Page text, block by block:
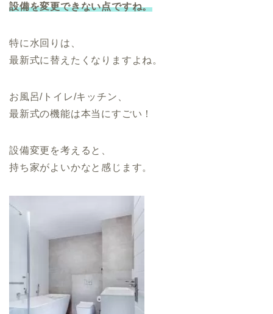
設備を変更できない点ですね。
特に水回りは、
最新式に替えたくなりますよね。
お風呂/トイレ/キッチン、
最新式の機能は本当にすごい！
設備変更を考えると、
持ち家がよいかなと感じます。